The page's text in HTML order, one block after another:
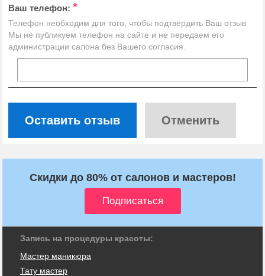
Ваш телефон: *
Телефон необходим для того, чтобы подтвердить Ваш отзыв
Мы не публикуем телефон на сайте и не передаем его
администрации салона без Вашего согласия.
Оставить отзыв Отменить
Скидки до 80% от салонов и мастеров!
Запись на процедуры красоты:
Мастер маникюра
Тату мастер